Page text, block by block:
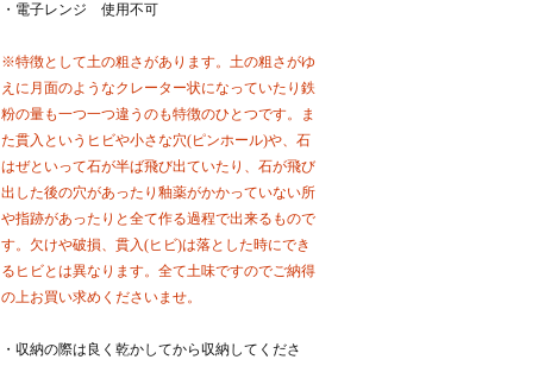
・電子レンジ 使用不可
※特徴として土の粗さがあります。土の粗さがゆ
えに月面のようなクレーター状になっていたり鉄
粉の量も一つ一つ違うのも特徴のひとつです。ま
た貫入というヒビや小さな穴(ピンホール)や、石
はぜといって石が半ば飛び出ていたり、石が飛び
出した後の穴があったり釉薬がかかっていない所
や指跡があったりと全て作る過程で出来るもので
す。欠けや破損、貫入(ヒビ)は落とした時にでき
るヒビとは異なります。全て土味ですのでご納得
の上お買い求めくださいませ。
・収納の際は良く乾かしてから収納してくださ